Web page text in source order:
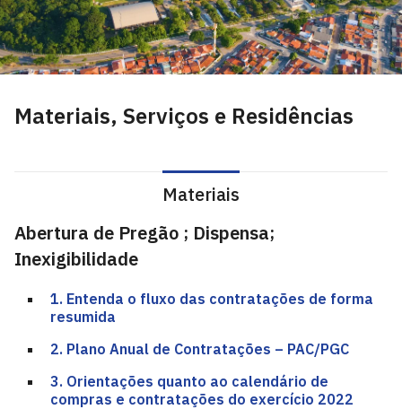
Materiais, Serviços e Residências
Materiais
Abertura de Pregão ; Dispensa;
Inexigibilidade
1. Entenda o fluxo das contratações de forma
resumida
2. Plano Anual de Contratações – PAC/PGC
3. Orientações quanto ao calendário de
compras e contratações do exercício 2022